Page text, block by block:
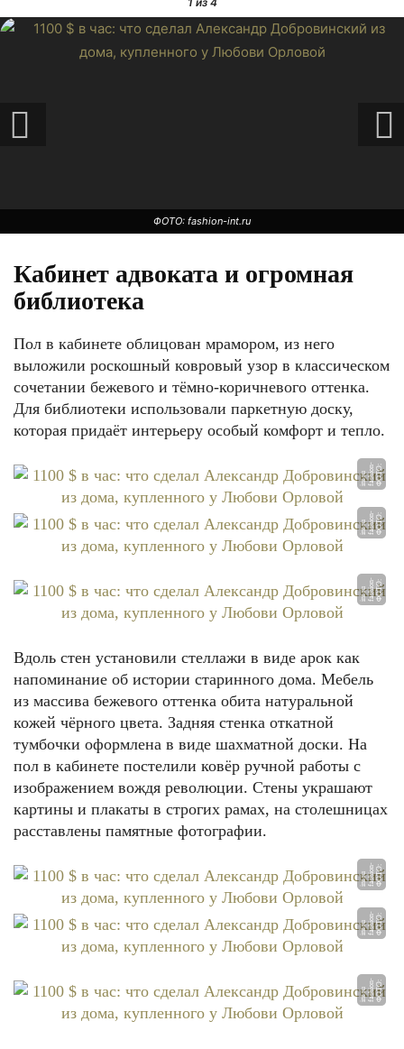
ФОТО: fashion-int.ru
ФОТО: fashion-int.ru
ФОТО: fashion-int.ru
ФОТО: fashion-int.ru
Кабинет адвоката и огромная
библиотека
Пол в кабинете облицован мрамором, из него
выложили роскошный ковровый узор в классическом
сочетании бежевого и тёмно-коричневого оттенка.
Для библиотеки использовали паркетную доску,
которая придаёт интерьеру особый комфорт и тепло.
Ф
О
Т О:
f
a
s
hi o
n
-
i
nt.
r
u
Ф
О
Т О:
f
a
s
hi o
n
-
i
nt.
r
u
Ф
О
Т О:
f
a
s
hi o
n
-
i
nt.
r
u
Вдоль стен установили стеллажи в виде арок как
напоминание об истории старинного дома. Мебель
из массива бежевого оттенка обита натуральной
кожей чёрного цвета. Задняя стенка откатной
тумбочки оформлена в виде шахматной доски. На
пол в кабинете постелили ковёр ручной работы с
изображением вождя революции. Стены украшают
картины и плакаты в строгих рамах, на столешницах
расставлены памятные фотографии.
Ф
О
Т О:
f
a
s
hi o
n
-
i
nt.
r
u
Ф
О
Т О:
f
a
s
hi o
n
-
i
nt.
r
u
Ф
О
Т О:
f
a
s
hi o
n
-
i
nt.
r
u